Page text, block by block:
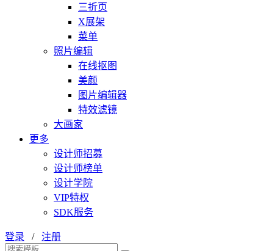
三折页
X展架
菜单
照片编辑
在线抠图
美颜
图片编辑器
特效滤镜
大画家
更多
设计师招募
设计师榜单
设计学院
VIP特权
SDK服务
登录 / 注册